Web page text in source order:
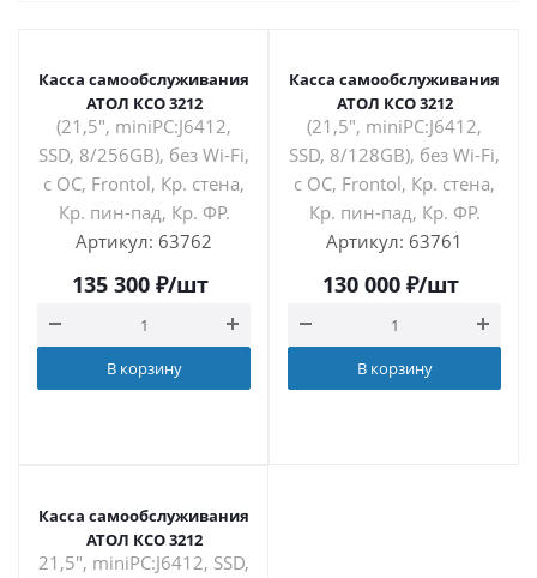
Касса самообслуживания
АТОЛ КСО 3212
(21,5", miniPC:J6412,
SSD, 8/256GB), без Wi-Fi,
с ОС, Frontol, Кр. стена,
Кр. пин-пад, Кр. ФР.
Артикул: 63762
135 300₽/шт
В корзину
Касса самообслуживания
АТОЛ КСО 3212
(21,5", miniPC:J6412,
SSD, 8/128GB), без Wi-Fi,
с ОС, Frontol, Кр. стена,
Кр. пин-пад, Кр. ФР.
Артикул: 63761
130 000₽/шт
В корзину
Касса самообслуживания
АТОЛ КСО 3212
21,5", miniPC:J6412, SSD,